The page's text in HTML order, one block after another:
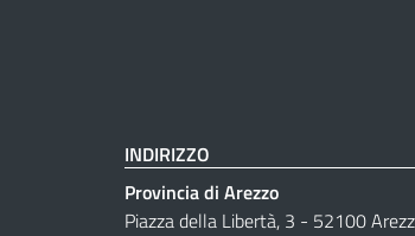
INDIRIZZO
Provincia di Arezzo
Piazza della Libertà, 3 - 52100